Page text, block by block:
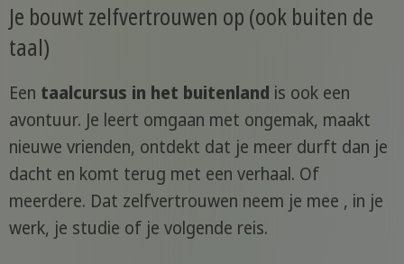
Je bouwt zelfvertrouwen op (ook buiten de
taal)
Een taalcursus in het buitenland is ook een
avontuur. Je leert omgaan met ongemak, maakt
nieuwe vrienden, ontdekt dat je meer durft dan je
dacht en komt terug met een verhaal. Of
meerdere. Dat zelfvertrouwen neem je mee , in je
werk, je studie of je volgende reis.